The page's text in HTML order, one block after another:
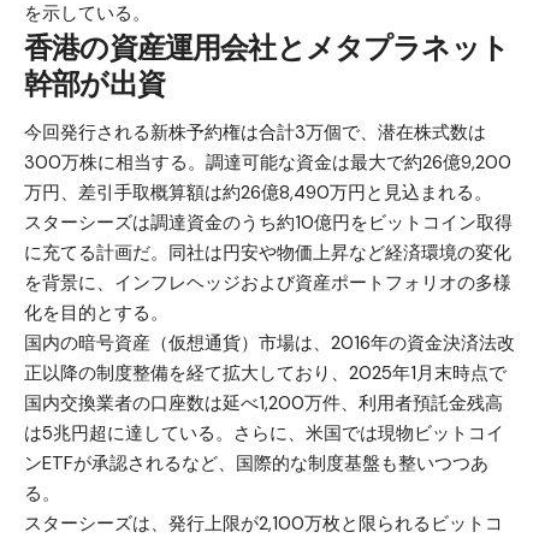
を示している。
香港の資産運用会社とメタプラネット
幹部が出資
今回発行される新株予約権は合計3万個で、潜在株式数は
300万株に相当する。調達可能な資金は最大で約26億9,200
万円、差引手取概算額は約26億8,490万円と見込まれる。
スターシーズは調達資金のうち約10億円をビットコイン取得
に充てる計画だ。同社は円安や物価上昇など経済環境の変化
を背景に、インフレヘッジおよび資産ポートフォリオの多様
化を目的とする。
国内の暗号資産（仮想通貨）市場は、2016年の資金決済法改
正以降の制度整備を経て拡大しており、2025年1月末時点で
国内交換業者の口座数は延べ1,200万件、利用者預託金残高
は5兆円超に達している。さらに、米国では現物ビットコイ
ンETFが承認されるなど、国際的な制度基盤も整いつつあ
る。
スターシーズは、発行上限が2,100万枚と限られるビットコ